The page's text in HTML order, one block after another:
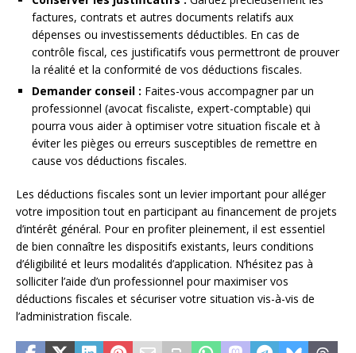
factures, contrats et autres documents relatifs aux
dépenses ou investissements déductibles. En cas de
contrôle fiscal, ces justificatifs vous permettront de prouver
la réalité et la conformité de vos déductions fiscales.
Demander conseil : Faites-vous accompagner par un
professionnel (avocat fiscaliste, expert-comptable) qui
pourra vous aider à optimiser votre situation fiscale et à
éviter les pièges ou erreurs susceptibles de remettre en
cause vos déductions fiscales.
Les déductions fiscales sont un levier important pour alléger
votre imposition tout en participant au financement de projets
d’intérêt général. Pour en profiter pleinement, il est essentiel
de bien connaître les dispositifs existants, leurs conditions
d’éligibilité et leurs modalités d’application. N’hésitez pas à
solliciter l’aide d’un professionnel pour maximiser vos
déductions fiscales et sécuriser votre situation vis-à-vis de
l’administration fiscale.